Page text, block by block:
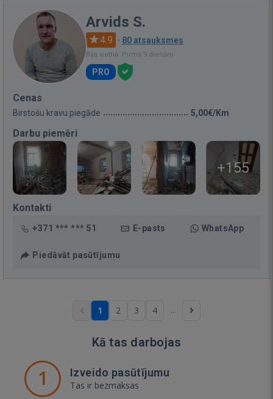
Arvids S.
4.9 · 80 atsauksmes
Bija vietnē: Pirms 9 dienām
PRO
Cenas
Birstošu kravu piegāde 5,00€/Km
Darbu piemēri
+155
Kontakti
+371 *** *** 51 E-pasts WhatsApp
Piedāvāt pasūtījumu
1 2 3 4 ...
Kā tas darbojas
1 Izveido pasūtījumu
Tas ir bezmaksas